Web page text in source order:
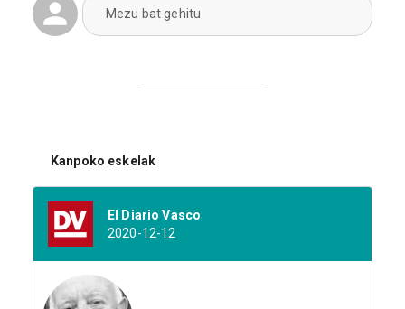
Mezu bat gehitu
Kanpoko eskelak
El Diario Vasco
2020-12-12